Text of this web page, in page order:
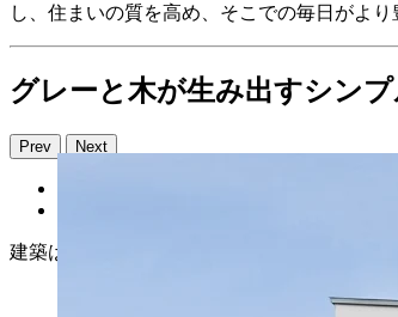
し、住まいの質を高め、そこでの毎日がよ
グレーと木が生み出すシン
Prev Next
建築はライトグレーを基調としたシンプル